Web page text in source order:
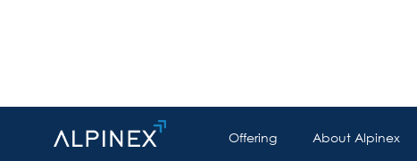
Offering About Alpinex